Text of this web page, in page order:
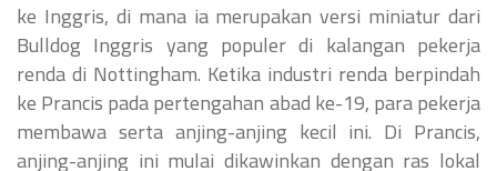
ke Inggris, di mana ia merupakan versi miniatur dari
Bulldog Inggris yang populer di kalangan pekerja
renda di Nottingham. Ketika industri renda berpindah
ke Prancis pada pertengahan abad ke-19, para pekerja
membawa serta anjing-anjing kecil ini. Di Prancis,
anjing-anjing ini mulai dikawinkan dengan ras lokal